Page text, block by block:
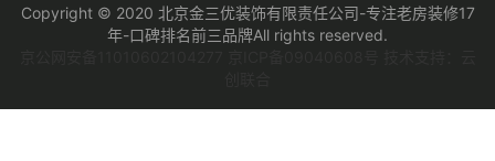
Copyright © 2020 北京金三优装饰有限责任公司-专注老房装修17
年-口碑排名前三品牌All rights reserved.